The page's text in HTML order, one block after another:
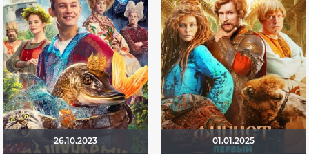
26.10.2023 01.01.2025